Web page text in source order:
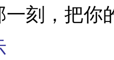
一刻，把你